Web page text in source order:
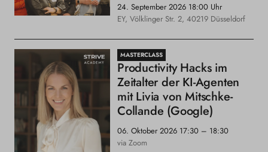
24. September 2026 18:00 Uhr
EY, Völklinger Str. 2, 40219 Düsseldorf
MASTERCLASS
Productivity Hacks im
Zeitalter der KI-Agenten
mit Livia von Mitschke-
Collande (Google)
06. Oktober 2026 17:30 – 18:30
via Zoom